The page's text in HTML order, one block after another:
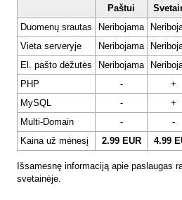
Paštui
Duomenų srautas
Neribojama
Vieta serveryje
Neribojama
El. pašto dėžutės
Neribojama
PHP
- +
MySQL
- +
Multi-Domain
- -
Kaina už mėnesį
2.99 EUR 4.99
Išsamesnę informaciją apie paslaugas
svetainėje.